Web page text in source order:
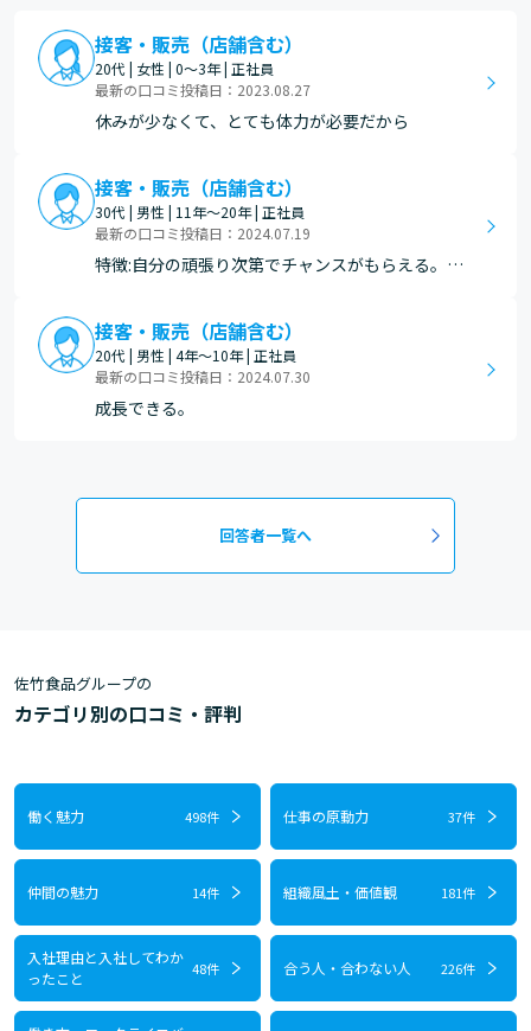
接客・販売（店舗含む）
20代 | 女性 | 0～3年 | 正社員
最新の口コミ投稿日：2023.08.27
休みが少なくて、とても体力が必要だから
接客・販売（店舗含む）
30代 | 男性 | 11年～20年 | 正社員
最新の口コミ投稿日：2024.07.19
特徴:自分の頑張り次第でチャンスがもらえる。
制度:何に一度5連休を取れる。
接客・販売（店舗含む）
20代 | 男性 | 4年～10年 | 正社員
最新の口コミ投稿日：2024.07.30
成長できる。
回答者一覧へ
佐竹食品グループの
カテゴリ別の口コミ・評判
働く魅力 498件 仕事の原動力 37件
仲間の魅力 14件 組織風土・価値観 181件
入社理由と入社してわか
ったこと
48件 合う人・合わない人 226件